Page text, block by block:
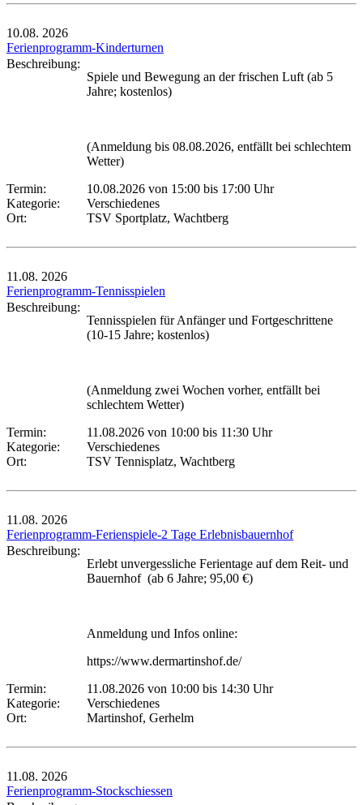
10.08. 2026
Ferienprogramm-Kinderturnen
Beschreibung:
Spiele und Bewegung an der frischen Luft (ab 5
Jahre; kostenlos)
(Anmeldung bis 08.08.2026, entfällt bei schlechtem
Wetter)
Termin:
10.08.2026 von 15:00 bis 17:00 Uhr
Kategorie:
Verschiedenes
Ort:
TSV Sportplatz, Wachtberg
11.08. 2026
Ferienprogramm-Tennisspielen
Beschreibung:
Tennisspielen für Anfänger und Fortgeschrittene
(10-15 Jahre; kostenlos)
(Anmeldung zwei Wochen vorher, entfällt bei
schlechtem Wetter)
Termin:
11.08.2026 von 10:00 bis 11:30 Uhr
Kategorie:
Verschiedenes
Ort:
TSV Tennisplatz, Wachtberg
11.08. 2026
Ferienprogramm-Ferienspiele-2 Tage Erlebnisbauernhof
Beschreibung:
Erlebt unvergessliche Ferientage auf dem Reit- und
Bauernhof (ab 6 Jahre; 95,00 €)
Anmeldung und Infos online:
https://www.dermartinshof.de/
Termin:
11.08.2026 von 10:00 bis 14:30 Uhr
Kategorie:
Verschiedenes
Ort:
Martinshof, Gerhelm
11.08. 2026
Ferienprogramm-Stockschiessen